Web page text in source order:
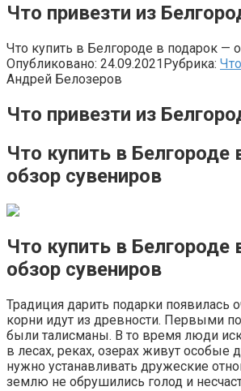
Что привезти из
Что купить в Белгороде в подарок —
Опубликовано: 24.09.2021Рубрика:
Андрей Белозеров
Что привезти из
Что купить в Белгороде
обзор сувениров
Что купить в Белгороде
обзор сувениров
Традиция дарить подарки появилась
корни идут из древности. Первыми
были талисманы. В то время люди
в лесах, реках, озерах живут особые
нужно устанавливать дружеские
землю не обрушились голод и